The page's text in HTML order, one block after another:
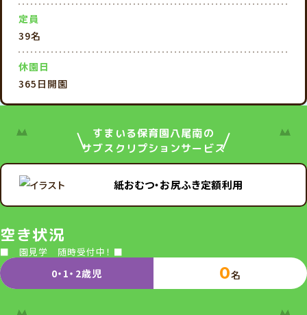
定員
39名
休園日
365日開園
すまいる保育園八尾南の
サブスクリプションサービス
紙おむつ・お尻ふき定額利用
空き状況
■ 園見学 随時受付中！ ■
0・1・2歳児 0名